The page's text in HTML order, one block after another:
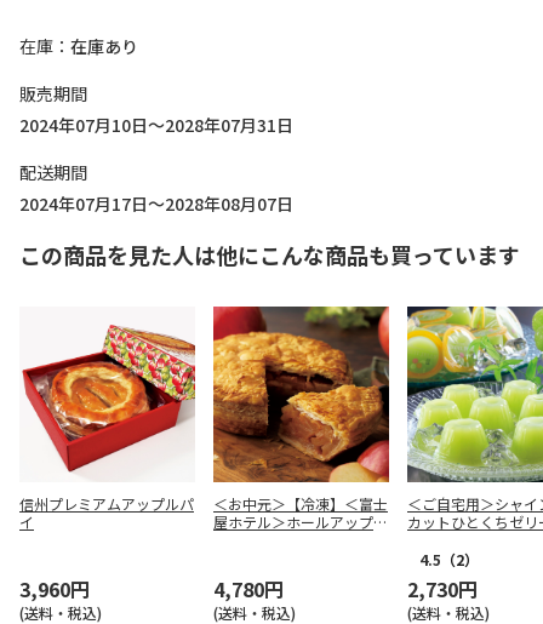
在庫
在庫あり
販売期間
2024年07月10日～2028年07月31日
配送期間
2024年07月17日～2028年08月07日
この商品を見た人は他にこんな商品も買っています
信州プレミアムアップルパ
イ
3,960円
(送料・税込)
＜お中元＞【冷凍】＜富士
屋ホテル＞ホールアップル
4,780円
(送料・税込)
＜ご自宅用＞シャイ
カットひとくちゼリ
4.5 （2）
2,730円
(送料・税込)